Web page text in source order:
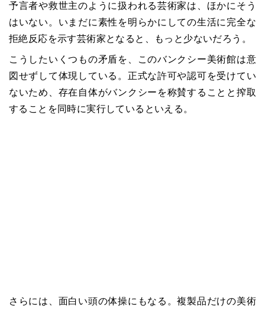
予言者や救世主のように扱われる芸術家は、ほかにそう
はいない。いまだに素性を明らかにしての生活に完全な
拒絶反応を示す芸術家となると、もっと少ないだろう。
こうしたいくつもの矛盾を、このバンクシー美術館は意
図せずして体現している。正式な許可や認可を受けてい
ないため、存在自体がバンクシーを称賛することと搾取
することを同時に実行しているといえる。
さらには、面白い頭の体操にもなる。複製品だけの美術